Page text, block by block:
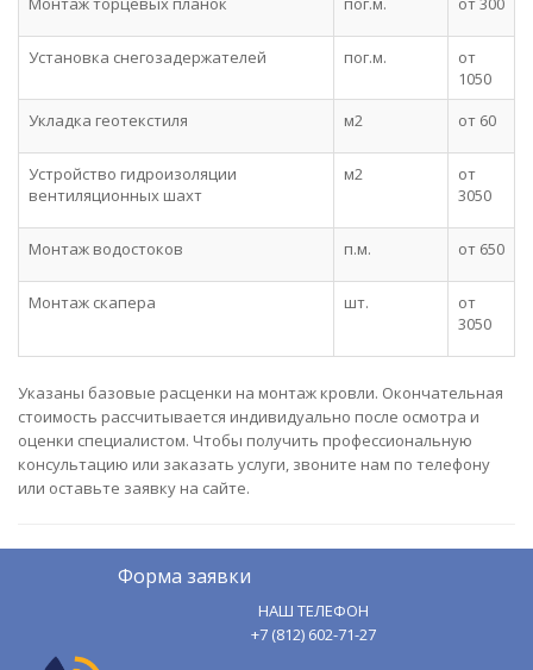
Установка снегозадержателей пог.м.
от
1050
Укладка геотекстиля
м2 от 60
Устройство гидроизоляции
вентиляционных шахт
м2
от
3050
Монтаж водостоков п.м. от 650
Монтаж скапера шт.
от
3050
Указаны базовые расценки на монтаж кровли. Окончательная
стоимость рассчитывается индивидуально после осмотра и
оценки специалистом. Чтобы получить профессиональную
консультацию или заказать услуги, звоните нам по телефону
или оставьте заявку на сайте.
Форма заявки
НАШ ТЕЛЕФОН
+7 (812) 602-71-27